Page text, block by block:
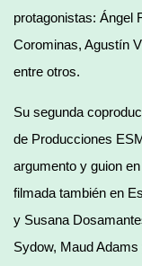
protagonistas: Ángel
Corominas, Agustín
entre otros.
Su segunda
de Producciones
argumento y guion
filmada también en
y Susana
Sydow, Maud